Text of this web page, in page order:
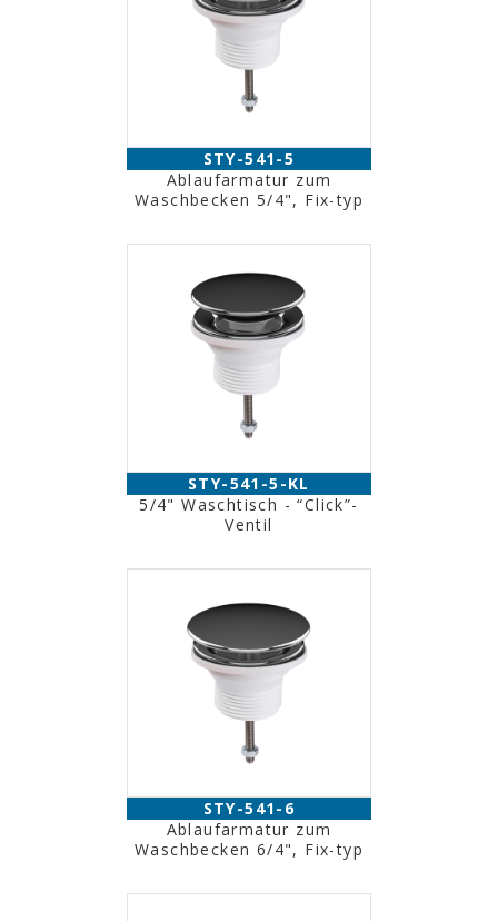
STY-541-5
Ablaufarmatur zum
Waschbecken 5/4", Fix-typ
STY-541-5-KL
5/4" Waschtisch - “Click”-
Ventil
STY-541-6
Ablaufarmatur zum
Waschbecken 6/4", Fix-typ